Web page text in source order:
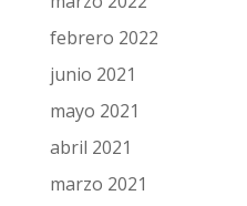
febrero 2022
junio 2021
mayo 2021
abril 2021
marzo 2021